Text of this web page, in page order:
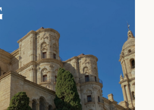
más importantes del
como la Feria de Agosto o la
también sobre las
y culturales que
lugar único en España.